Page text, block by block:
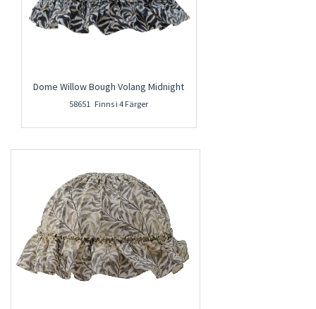
Dome Willow Bough Volang Midnight
58651 Finns i 4 Färger